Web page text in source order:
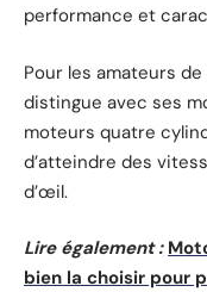
performance et
Pour les amateurs
distingue avec ses
moteurs quatre
d’atteindre des
d’œil.
Lire également :
bien la choisir pour